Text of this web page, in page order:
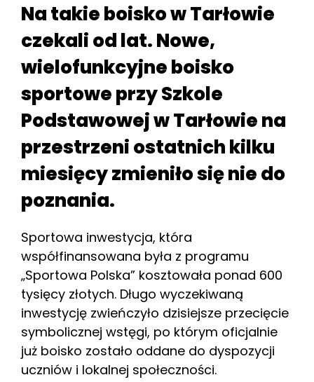
Na takie boisko w Tarłowie
czekali od lat. Nowe,
wielofunkcyjne boisko
sportowe przy Szkole
Podstawowej w Tarłowie na
przestrzeni ostatnich kilku
miesięcy zmieniło się nie do
poznania.
Sportowa inwestycja, która
współfinansowana była z programu
„Sportowa Polska” kosztowała ponad 600
tysięcy złotych. Długo wyczekiwaną
inwestycję zwieńczyło dzisiejsze przecięcie
symbolicznej wstęgi, po którym oficjalnie
już boisko zostało oddane do dyspozycji
uczniów i lokalnej społeczności.